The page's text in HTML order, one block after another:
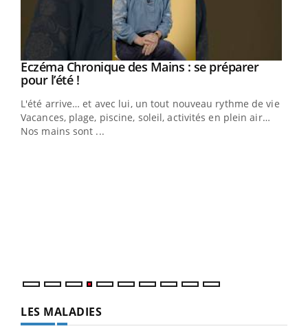
Youtube
Eczéma Chronique des Mains : se préparer
pour l’été !Youtube
L'été arrive… et avec lui, un tout nouveau rythme de vie !
Vacances, plage, piscine, soleil, activités en plein air…
Nos mains sont ...
LES MALADIES